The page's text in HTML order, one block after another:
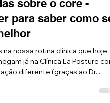
de 2021
2 min de leitura
sobre o core -
para saber como se
nossa rotina clínica que hoje,